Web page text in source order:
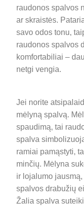
raudonos spalvos
ar skraistės.
savo odos tonu,
raudonos spalvos
komfortabiliai –
netgi vengia.
Jei norite
mėlyną spalvą.
spaudimą, tai
spalva
ramiai pamąstyti,
minčių. Mėlyna
ir lojalumo
spalvos drabužių
Žalia spalva